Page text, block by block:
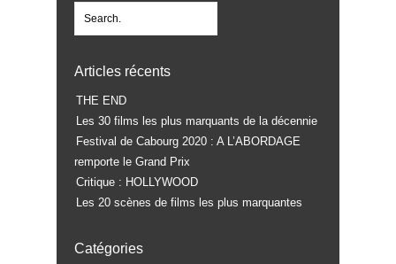
Articles récents
THE END
Les 30 films les plus marquants de la décennie
Festival de Cabourg 2020 : A L’ABORDAGE
remporte le Grand Prix
Critique : HOLLYWOOD
Les 20 scènes de films les plus marquantes
Catégories